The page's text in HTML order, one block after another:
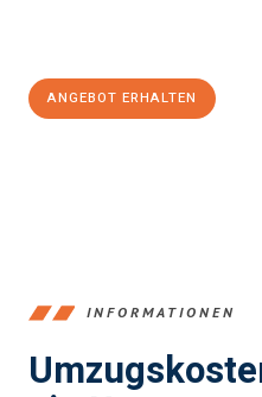
ANGEBOT ERHALTEN
INFORMATIONEN